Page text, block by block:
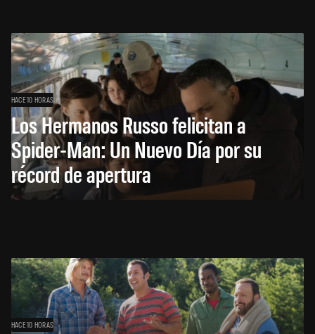
HACE 10 HORAS
Los Hermanos Russo felicitan a
Spider-Man: Un Nuevo Día por su
récord de apertura
HACE 10 HORAS